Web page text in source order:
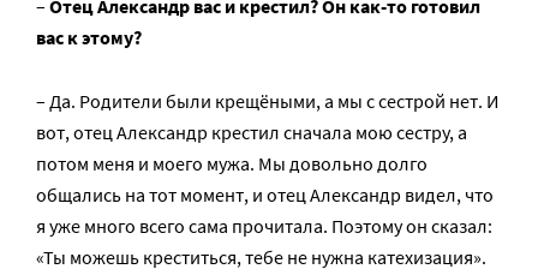
– Отец Александр вас и крестил?Он как-то готовил
вас к этому?
– Да. Родители были крещёными, а мы с сестрой нет. И
вот, отец Александр крестил сначала мою сестру, а
потом меня и моего мужа. Мы довольно долго
общались на тот момент, и отец Александр видел, что
я уже много всего сама прочитала. Поэтому он сказал:
«Ты можешь креститься, тебе не нужна катехизация».